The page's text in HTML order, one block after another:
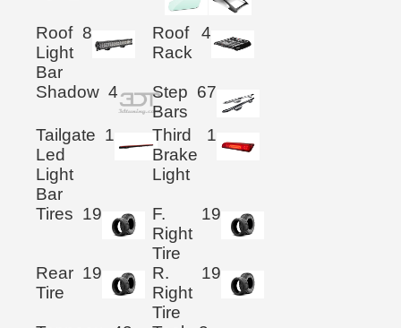
Roof
Light
Bar
8
Roof
Rack
4
Shadow 4
Step
Bars
67
Tailgate
Led
Light
Bar
1
Third
Brake
Light
1
Tires 19
F.
Right
Tire
19
Rear
Tire
19
R.
Right
Tire
19